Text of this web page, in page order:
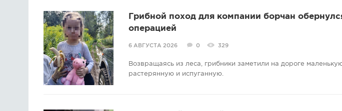
Грибной поход для компании борчан
операцией
6 АВГУСТА 2026 0 329
Возвращаясь из леса, грибники заметили на дороге
растерянную и испуганную.